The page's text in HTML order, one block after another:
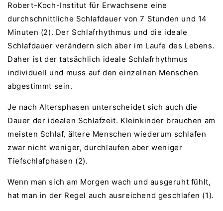
Robert-Koch-Institut für Erwachsene eine
durchschnittliche Schlafdauer von 7 Stunden und 14
Minuten (2). Der Schlafrhythmus und die ideale
Schlafdauer verändern sich aber im Laufe des Lebens.
Daher ist der tatsächlich ideale Schlafrhythmus
individuell und muss auf den einzelnen Menschen
abgestimmt sein.
Je nach Altersphasen unterscheidet sich auch die
Dauer der idealen Schlafzeit. Kleinkinder brauchen am
meisten Schlaf, ältere Menschen wiederum schlafen
zwar nicht weniger, durchlaufen aber weniger
Tiefschlafphasen (2).
Wenn man sich am Morgen wach und ausgeruht fühlt,
hat man in der Regel auch ausreichend geschlafen (1).